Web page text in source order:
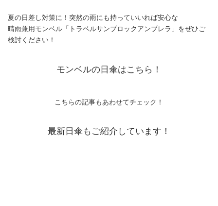
夏の日差し対策に！突然の雨にも持っていいれば安心な
晴雨兼用モンベル「トラベルサンブロックアンブレラ」 をぜひご
検討ください！
モンベルの日傘はこちら！
こちらの記事もあわせてチェック！
最新日傘もご紹介しています！